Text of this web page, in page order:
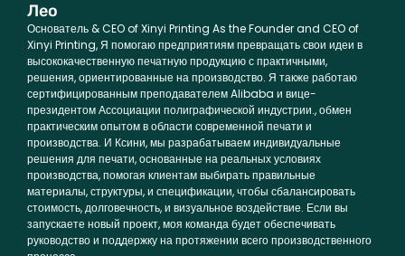
Лео
Основатель &CEO of Xinyi Printing As the Founder and CEO of
Xinyi Printing, Я помогаю предприятиям превращать свои идеи в
высококачественную печатную продукцию с практичными,
решения, ориентированные на производство. Я также работаю
сертифицированным преподавателем Alibaba и вице-
президентом Ассоциации полиграфической индустрии., обмен
практическим опытом в области современной печати и
производства. И Ксини, мы разрабатываем индивидуальные
решения для печати, основанные на реальных условиях
производства, помогая клиентам выбирать правильные
материалы, структуры, и спецификации, чтобы сбалансировать
стоимость, долговечность, и визуальное воздействие. Если вы
запускаете новый проект, моя команда будет обеспечивать
руководство и поддержку на протяжении всего производственного